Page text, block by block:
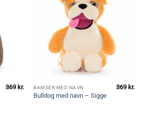
369 kr. BAMSER MED NAVN
Bulldog med navn – Sigge
369 kr.